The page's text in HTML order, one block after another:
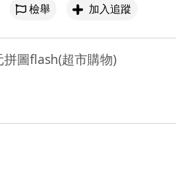
檢舉 加入追蹤
圖flash(超市購物)